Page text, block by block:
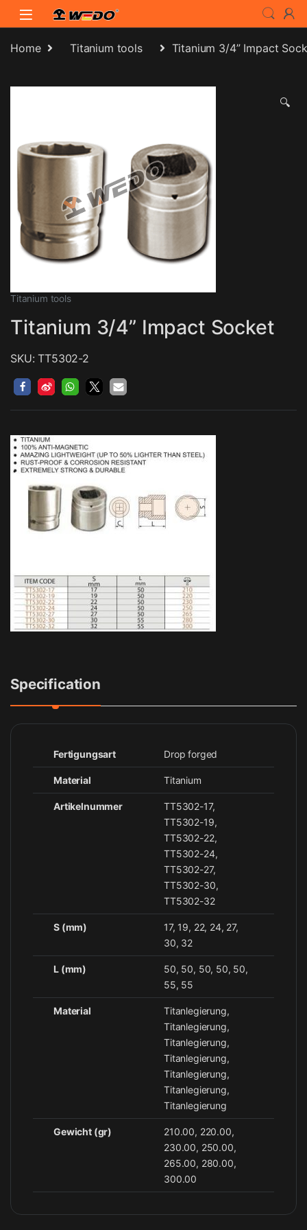
Skip to navigation
Skip to content
Home Titanium tools Titanium 3/4” Impact
🔍
Titanium tools
Titanium 3/4” Impact Socket
SKU: TT5302-2
Specification
Fertigungsart Drop forged
Material Titanium
Artikelnummer
TT5302-17,
TT5302-19,
TT5302-22,
TT5302-24,
TT5302-27,
TT5302-30,
TT5302-32
S (mm)
17, 19, 22, 24, 27,
30, 32
L (mm)
50, 50, 50, 50, 50,
55, 55
Material
Titanlegierung,
Titanlegierung,
Titanlegierung,
Titanlegierung,
Titanlegierung,
Titanlegierung,
Titanlegierung
Gewicht (gr)
210.00, 220.00,
230.00, 250.00,
265.00, 280.00,
300.00